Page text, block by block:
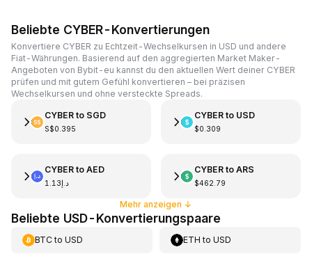
Beliebte CYBER-Konvertierungen
Konvertiere CYBER zu Echtzeit-Wechselkursen in USD und andere
Fiat-Währungen. Basierend auf den aggregierten Market Maker-
Angeboten von Bybit-eu kannst du den aktuellen Wert deiner CYBER
prüfen und mit gutem Gefühl konvertieren – bei präzisen
Wechselkursen und ohne versteckte Spreads.
CYBERto SGD
S$0.395
CYBERto USD
$0.309
CYBERto AED
د.إ1.13
CYBERto ARS
$462.79
Mehr anzeigen ↓
Beliebte USD-Konvertierungspaare
BTCto USD ETH toUSD